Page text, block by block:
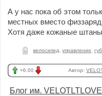
А у нас пока об этом
местных вместо
Хотя даже кожаные
велосипед управление
+6.00 Автор:
Блог им. VELOTLTLOVE